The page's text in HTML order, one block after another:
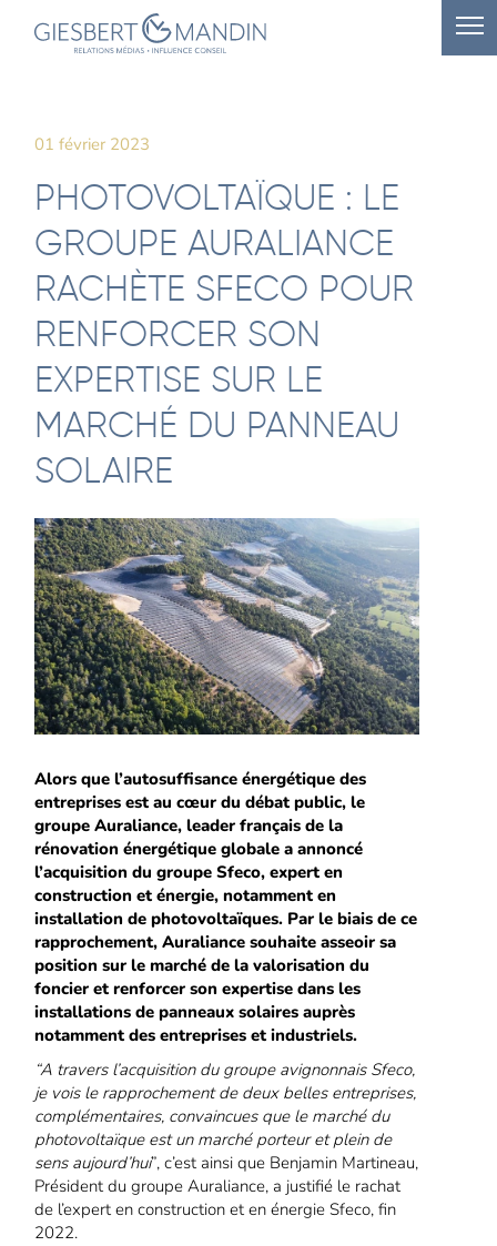
01 février 2023
PHOTOVOLTAÏQUE : LE
GROUPE AURALIANCE
RACHÈTE SFECO POUR
RENFORCER SON
EXPERTISE SUR LE
MARCHÉ DU PANNEAU
SOLAIRE
Alors que l’autosuffisance énergétique des
entreprises est au cœur du débat public, le
groupe Auraliance, leader français de la
rénovation énergétique globale a annoncé
l’acquisition du groupe Sfeco, expert en
construction et énergie, notamment en
installation de photovoltaïques. Par le biais de ce
rapprochement, Auraliance souhaite asseoir sa
position sur le marché de la valorisation du
foncier et renforcer son expertise dans les
installations de panneaux solaires auprès
notamment des entreprises et industriels.
“A travers l’acquisition du groupe avignonnais Sfeco,
je vois le rapprochement de deux belles entreprises,
complémentaires, convaincues que le marché du
photovoltaïque est un marché porteur et plein de
sens aujourd’hui”, c’est ainsi que Benjamin Martineau,
Président du groupe Auraliance, a justifié le rachat
de l’expert en construction et en énergie Sfeco, fin
2022.